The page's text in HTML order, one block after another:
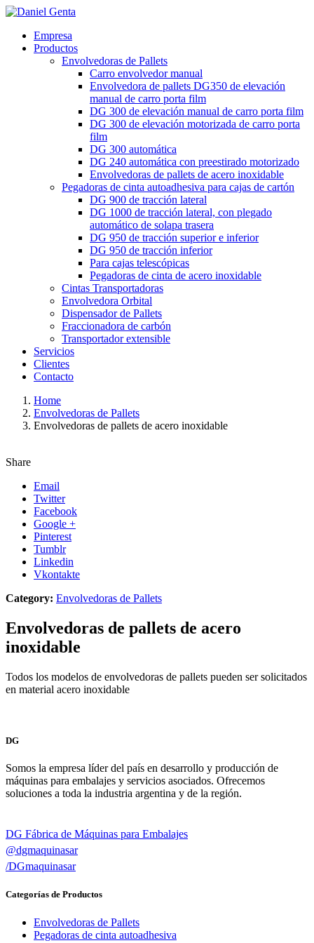
Empresa
Productos
Envolvedoras de Pallets
Carro envolvedor manual
Envolvedora de pallets DG350 de elevación
manual de carro porta film
DG 300 de elevación manual de carro porta film
DG 300 de elevación motorizada de carro porta
film
DG 300 automática
DG 240 automática con preestirado motorizado
Envolvedoras de pallets de acero inoxidable
Pegadoras de cinta autoadhesiva para cajas de cartón
DG 900 de tracción lateral
DG 1000 de tracción lateral, con plegado
automático de solapa trasera
DG 950 de tracción superior e inferior
DG 950 de tracción inferior
Para cajas telescópicas
Pegadoras de cinta de acero inoxidable
Cintas Transportadoras
Envolvedora Orbital
Dispensador de Pallets
Fraccionadora de carbón
Transportador extensible
Servicios
Clientes
Contacto
Home
Envolvedoras de Pallets
Envolvedoras de pallets de acero inoxidable
Share
Email
Twitter
Facebook
Google +
Pinterest
Tumblr
Linkedin
Vkontakte
Category: Envolvedoras de Pallets
Envolvedoras de pallets de acero
inoxidable
Todos los modelos de envolvedoras de pallets pueden ser solicitados
en material acero inoxidable
DG
Somos la empresa líder del país en desarrollo y producción de
máquinas para embalajes y servicios asociados. Ofrecemos
soluciones a toda la industria argentina y de la región.
DG Fábrica de Máquinas para Embalajes
@dgmaquinasar
/DGmaquinasar
Categorías de Productos
Envolvedoras de Pallets
Pegadoras de cinta autoadhesiva